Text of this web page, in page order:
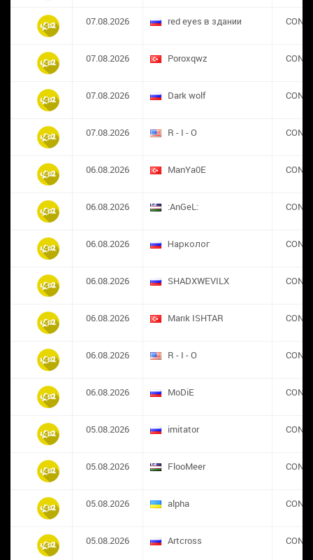
07.08.2026 red eyes в здании
07.08.2026 ​Poroxqwz
07.08.2026 Dark wolf
07.08.2026 R - I - O
06.08.2026 ManYa0E
06.08.2026 :AnGeL:
06.08.2026 Нарколог
06.08.2026 SHADXWEVILX
06.08.2026 Marık ISHTAR
06.08.2026 R - I - O
06.08.2026 MoDiE
05.08.2026 imitator
05.08.2026 FlooMeer
05.08.2026 alpha
05.08.2026 Artcross